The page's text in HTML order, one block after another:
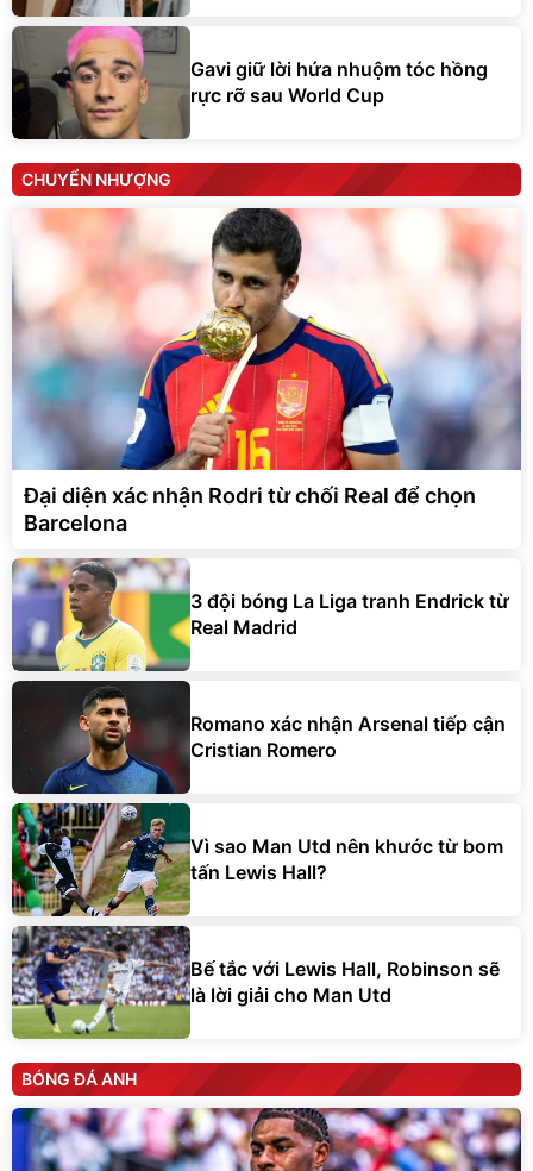
Gavi giữ lời hứa nhuộm tóc hồng
rực rỡ sau World Cup
CHUYỂN NHƯỢNG
Đại diện xác nhận Rodri từ chối Real để chọn
Barcelona
3 đội bóng La Liga tranh Endrick từ
Real Madrid
Romano xác nhận Arsenal tiếp cận
Cristian Romero
Vì sao Man Utd nên khước từ bom
tấn Lewis Hall?
Bế tắc với Lewis Hall, Robinson sẽ
là lời giải cho Man Utd
BÓNG ĐÁ ANH